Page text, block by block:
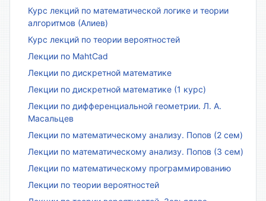
Курс лекций по математической логике и теории
алгоритмов (Алиев)
Курс лекций по теории вероятностей
Лекции по MahtCad
Лекции по дискретной математике
Лекции по дискретной математике (1 курс)
Лекции по дифференциальной геометрии. Л. А.
Масальцев
Лекции по математическому анализу. Попов (2 сем)
Лекции по математическому анализу. Попов (3 сем)
Лекции по математическому программированию
Лекции по теории вероятностей